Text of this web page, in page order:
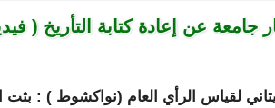
جامعة عن إعادة كتابة التأريخ (
لقياس الرأي العام (نواكشوط ) : بثت